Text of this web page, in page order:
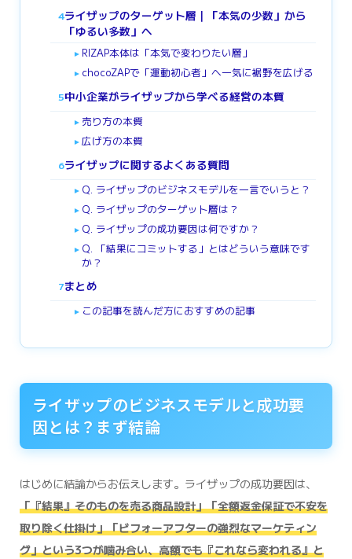
4ライザップのターゲット層｜「本気の少数」から
「ゆるい多数」へ
► RIZAP本体は「本気で変わりたい層」
► chocoZAPで「運動初心者」へ一気に裾野を広げる
5中小企業がライザップから学べる経営の本質
► 売り方の本質
► 広げ方の本質
6ライザップに関するよくある質問
► Q. ライザップのビジネスモデルを一言でいうと？
► Q. ライザップのターゲット層は？
► Q. ライザップの成功要因は何ですか？
► Q. 「結果にコミットする」とはどういう意味です
か？
7まとめ
► この記事を読んだ方におすすめの記事
ライザップのビジネスモデルと成功要
因とは？まず結論
はじめに結論からお伝えします。ライザップの成功要因は、
「『結果』そのものを売る商品設計」「全額返金保証で不安を
取り除く仕掛け」「ビフォーアフターの強烈なマーケティン
グ」という3つが噛み合い、高額でも『これなら変われる』と